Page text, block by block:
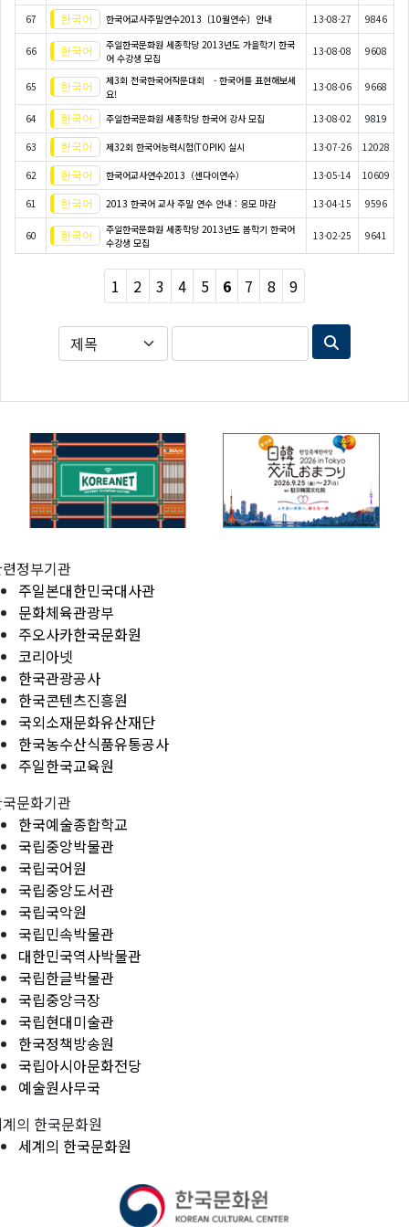
67 한국어교사주말연수2013〔10월연수〕안내 13-08-27 9846
66
주일한국문화원 세종학당 2013년도 가을학기 한국
어 수강생 모집
13-08-08 9608
65
제3회 전국한국어작문대회 - 한국어를 표현해보세
요!
13-08-06 9668
64 주일한국문화원 세종학당 한국어 강사 모집 13-08-02 9819
63 제32회 한국어능력시험(TOPIK) 실시 13-07-26 12028
62 한국어교사연수2013（센다이연수） 13-05-14 10609
61 2013 한국어 교사 주말 연수 안내 : 응모 마감 13-04-15 9596
60
주일한국문화원 세종학당 2013년도 봄학기 한국어
수강생 모집
13-02-25 9641
1 2 3 4 5 6 7 8 9
정부기관
주일본대한민국대사관
문화체육관광부
주오사카한국문화원
코리아넷
한국관광공사
한국콘텐츠진흥원
국외소재문화유산재단
한국농수산식품유통공사
주일한국교육원
문화기관
한국예술종합학교
국립중앙박물관
국립국어원
국립중앙도서관
국립국악원
국립민속박물관
대한민국역사박물관
국립한글박물관
국립중앙극장
국립현대미술관
한국정책방송원
국립아시아문화전당
예술원사무국
의 한국문화원
세계의 한국문화원